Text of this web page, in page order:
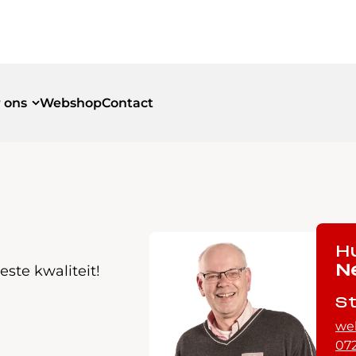
ons WebshopContact
kwaliteit!